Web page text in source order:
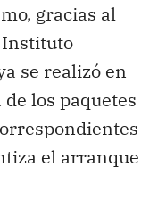
gracias al
Instituto
se realizó en
los paquetes
el arranque